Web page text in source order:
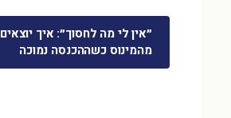
״אין לי מה לחסוך״: איך יוצאים
מהמינוס כשההכנסה נמוכה